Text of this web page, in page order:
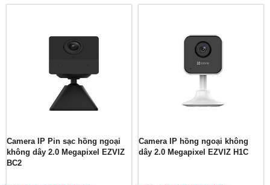
Camera IP Pin sạc hồng ngoại
không dây 2.0 Megapixel EZVIZ
BC2
Camera IP hồng ngoại không
dây 2.0 Megapixel EZVIZ H1C